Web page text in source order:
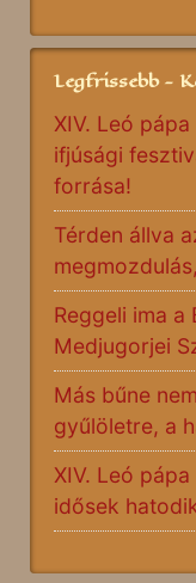
Legfrissebb -
XIV. Leó
ifjúsági
forrása!
Térden állva
Reggeli ima a
Medjugorjei
Más bűne
gyűlöletre, a
XIV. Leó
idősek